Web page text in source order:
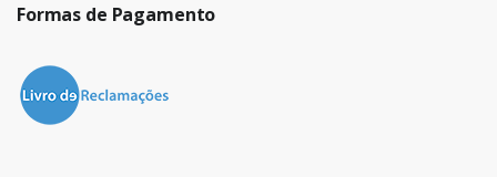
Formas de Pagamento